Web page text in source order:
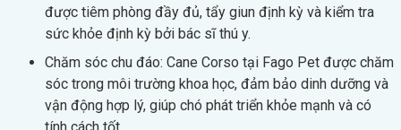
được tiêm phòng đầy đủ, tẩy giun định kỳ và kiểm tra
sức khỏe định kỳ bởi bác sĩ thú y.
Chăm sóc chu đáo: Cane Corso tại Fago Pet được chăm
sóc trong môi trường khoa học, đảm bảo dinh dưỡng và
vận động hợp lý, giúp chó phát triển khỏe mạnh và có